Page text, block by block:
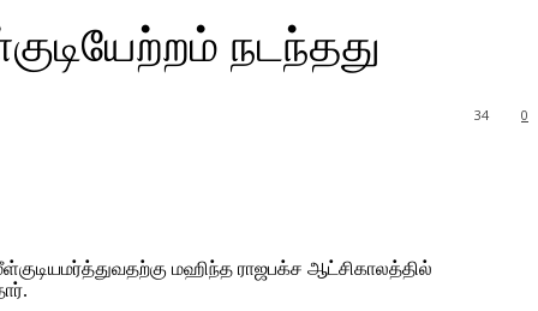
நடந்தது
0
34
மஹிந்த ராஜபக்ச ஆட்சிகாலத்தில்